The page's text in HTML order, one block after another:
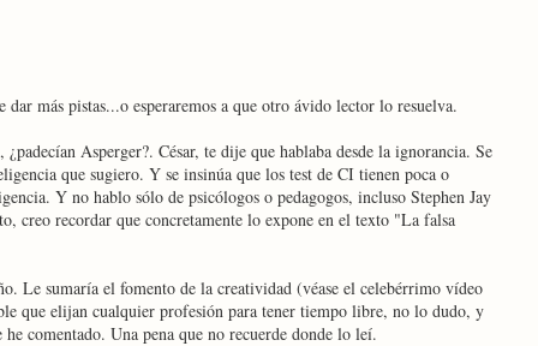
más pistas...o esperaremos a que otro ávido lector lo resuelva.
Asperger?. César, te dije que hablaba desde la ignorancia. Se
que sugiero. Y se insinúa que los test de CI tienen poca o
Y no hablo sólo de psicólogos o pedagogos, incluso Stephen Jay
creo recordar que concretamente lo expone en el texto "La falsa
Le sumaría el fomento de la creatividad (véase el celebérrimo vídeo
que elijan cualquier profesión para tener tiempo libre, no lo dudo, y
comentado. Una pena que no recuerde donde lo leí.